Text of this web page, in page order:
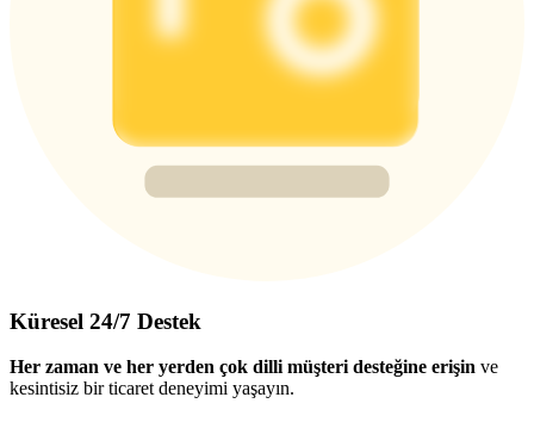
Küresel 24/7 Destek
Her zaman ve her yerden çok dilli müşteri desteğine erişin ve
kesintisiz bir ticaret deneyimi yaşayın.